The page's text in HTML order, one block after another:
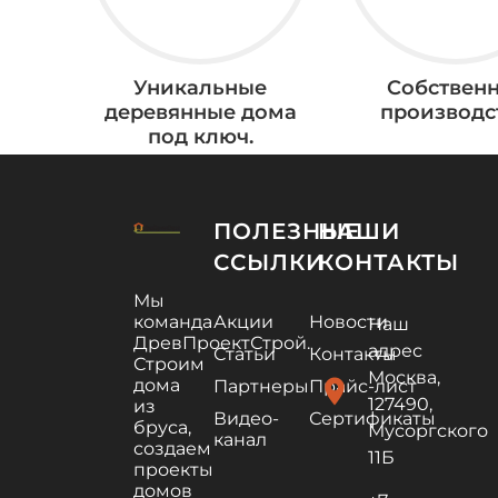
Уникальные
деревянные дома
под ключ.
Мы
команда
ДревПроектСтрой.
Строим
дома
из
бруса,
создаем
проекты
домов
ПОЛЕЗНЫЕ
ССЫЛКИ
Акции
Новости
Статьи
Контакты
ПартнерыПрайс-лист
Видео-
канал
Сертификаты
НАШИ
КОНТАКТЫ
location_on
Наш
адрес
Москва,
127490,
Мусоргского
11Б